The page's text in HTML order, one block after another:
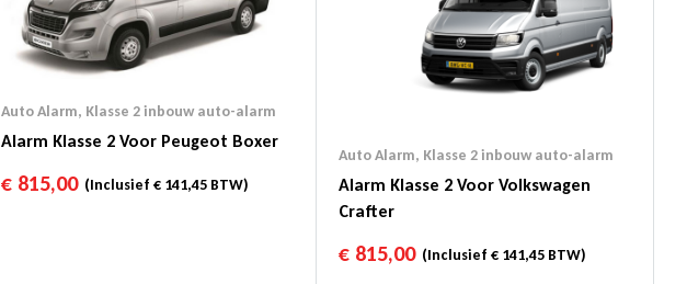
Auto Alarm, Klasse 2 inbouw auto-alarm
Alarm Klasse 2 Voor Peugeot Boxer
€ 815,00(Inclusief € 141,45 BTW)
Auto Alarm, Klasse 2 inbouw auto-alarm
Alarm Klasse 2 Voor Volkswagen
Crafter
€ 815,00(Inclusief € 141,45 BTW)